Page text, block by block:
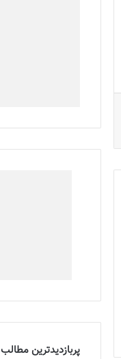
پربازدیدترین مطالب